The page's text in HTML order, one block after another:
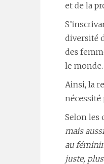
et de la
diversité
des
le monde.
Ainsi, la
nécessité
Selon les
mais
au
juste,